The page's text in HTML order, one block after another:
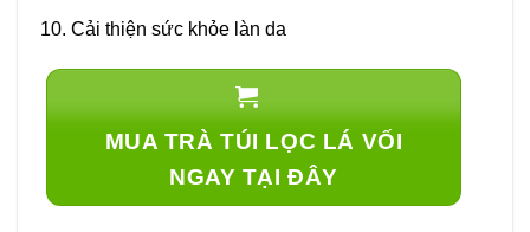
Cải thiện sức khỏe làn da
MUA TRÀ TÚI LỌC LÁ VỐI
NGAY TẠI ĐÂY